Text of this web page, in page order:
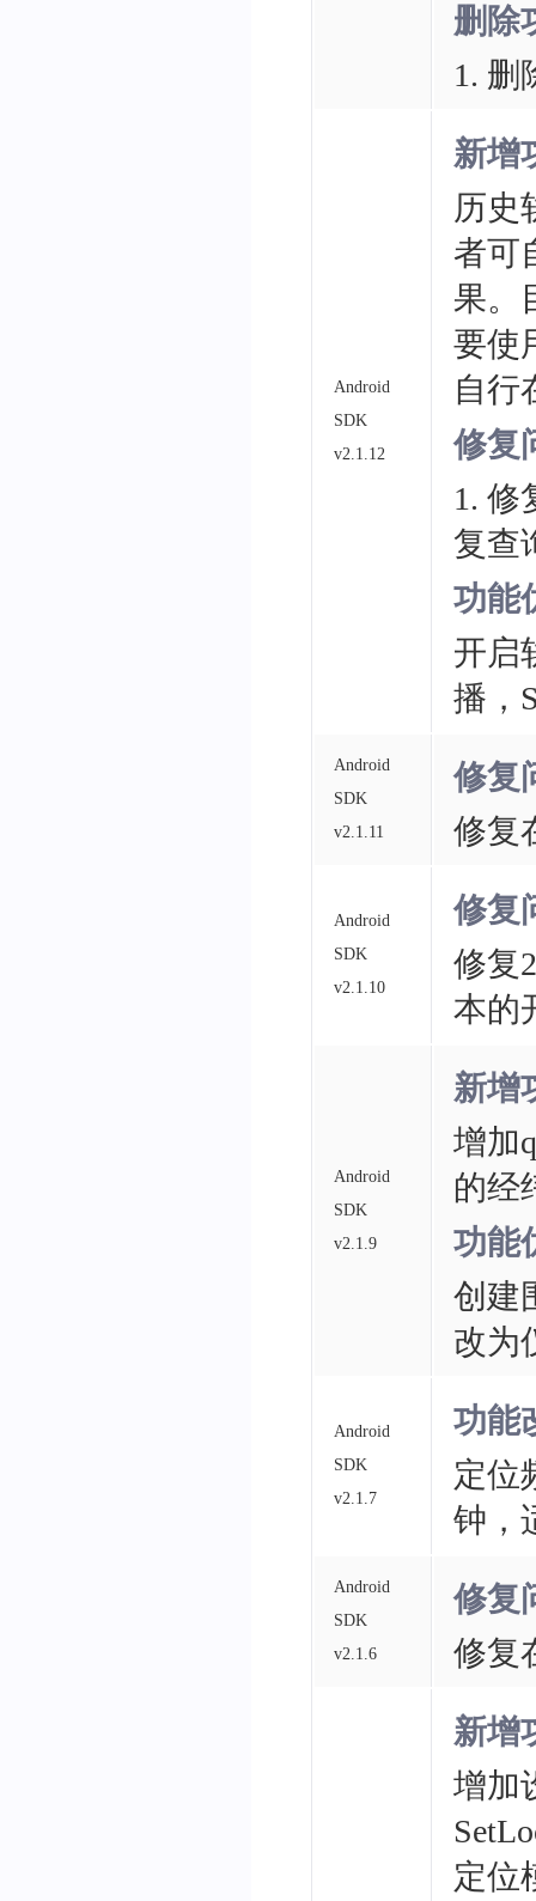
删除
1. 删
Android
SDK
v2.1.12
新增
历史
者可
果。
要使
自行
修复
1. 修
复查
功能
开启
播，
Android
SDK
v2.1.11
修复
修复
Android
SDK
v2.1.10
修复
修复
本的
Android
SDK
v2.1.9
新增
增加
的经
功能
创建
改为
Android
SDK
v2.1.7
功能
定位
钟，
Android
SDK
v2.1.6
修复
修复
新增
增加
定位